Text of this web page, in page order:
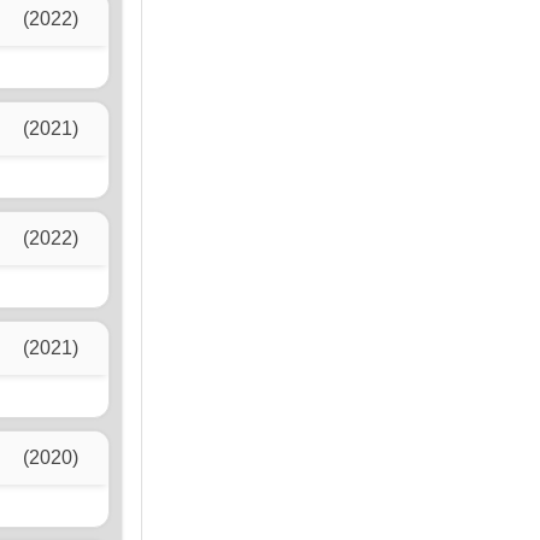
(2022)
(2021)
(2022)
(2021)
(2020)